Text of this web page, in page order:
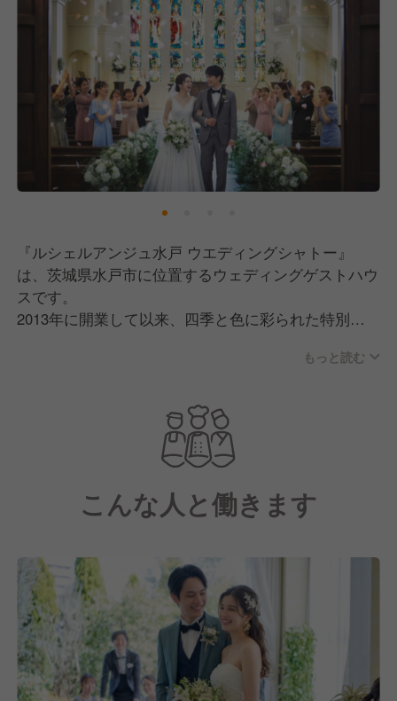
『ルシェルアンジュ水戸 ウエディングシャトー』
は、茨城県水戸市に位置するウェディングゲストハウ
スです。
2013年に開業して以来、四季と色に彩られた特別な
当施設のコンセプトは「天空の城」です。
緑・水・光・大地といった自然の要素を大切にした非
日常的な空間で、やわらかな光に満ちた大聖堂や全天
候型アトリウムなど、完全貸切でのオリジナルウエデ
ィングを行っています。
そして、当施設では「温故知新」をテーマに、決まっ
理をご提供しています。
新郎新婦の想い出やエピソードを取り入れた世界にひ
とつだけのフルコースを、シェフ自らが創り上げてい
ます。
これからも、お客様の人生最高の日に最高の笑顔にな
っていただけるよう、地域に根ざしたブライダル施設
もっと読む
こんな人と働きます